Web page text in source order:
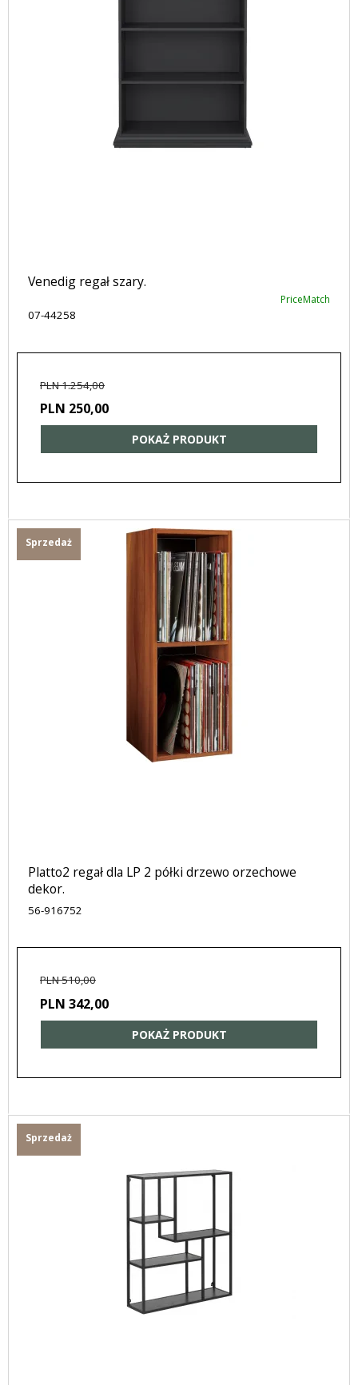
Venedig regał szary.
PriceMatch
07-44258
PLN 1.254,00
PLN 250,00
POKAŻ PRODUKT
Sprzedaż
Platto2 regał dla LP 2 półki drzewo orzechowe
dekor.
56-916752
PLN 510,00
PLN 342,00
POKAŻ PRODUKT
Sprzedaż